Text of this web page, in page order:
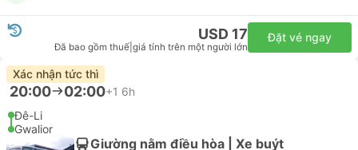
USD 17
Đã bao gồm thuế giá tính trên một người lớn
Đặt vé ngay
Xác nhận tức thì
20:00 02:00+1 6h
Đê-Li
Gwalior
Giường nằm điều hòa | Xe buýt